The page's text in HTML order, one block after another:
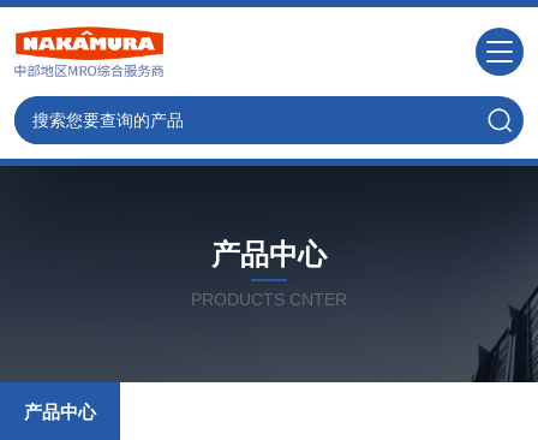
产品中心
PRODUCTS CNTER
产品中心